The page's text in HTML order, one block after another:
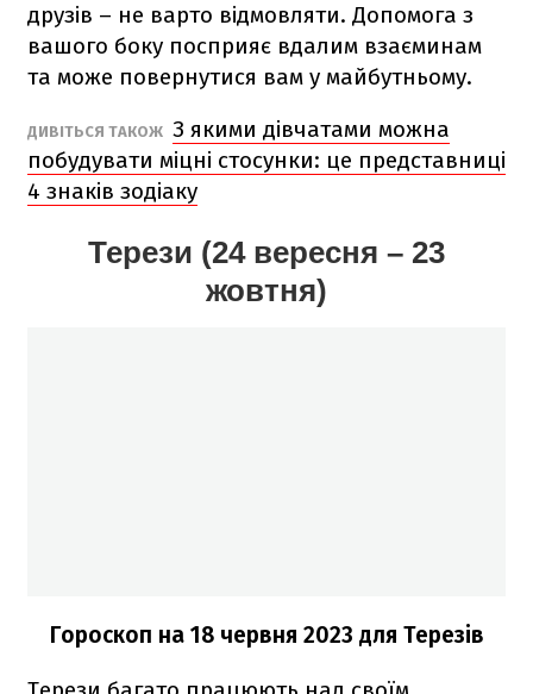
друзів – не варто відмовляти. Допомога з
вашого боку посприяє вдалим взаєминам
та може повернутися вам у майбутньому.
ДИВІТЬСЯ ТАКОЖ З якими дівчатами можна
побудувати міцні стосунки: це представниці
4 знаків зодіаку
Терези (24 вересня – 23
жовтня)
Гороскоп на 18 червня 2023 для Терезів